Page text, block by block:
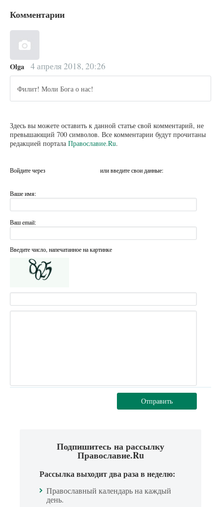
Комментарии
Olga 4 апреля 2018, 20:26
Филит! Моли Бога о нас!
Здесь вы можете оставить к данной статье свой комментарий, не
превышающий 700 символов. Все комментарии будут прочитаны
редакцией портала Православие.Ru.
Войдите через или введите свои данные:
Ваше имя:
Ваш email:
Введите число, напечатанное на картинке
Отправить
Подпишитесь на рассылку
Православие.Ru
Рассылка выходит два раза в неделю:
Православный календарь на каждый
день.